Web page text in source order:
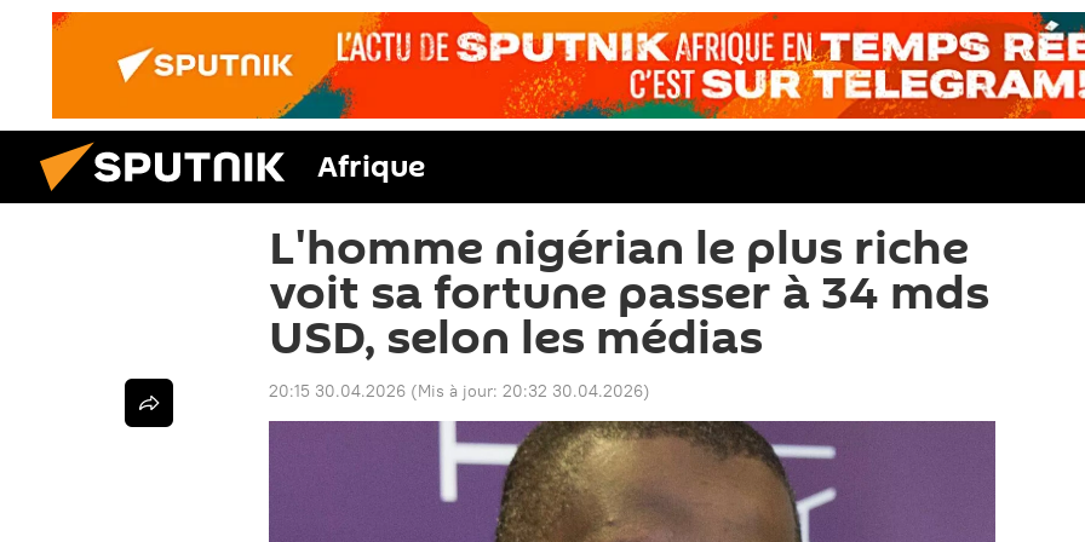
Afrique
L'homme nigérian le plus riche
voit sa fortune passer à 34 mds
USD, selon les médias
20:15 30.04.2026 (Mis à jour: 20:32 30.04.2026)